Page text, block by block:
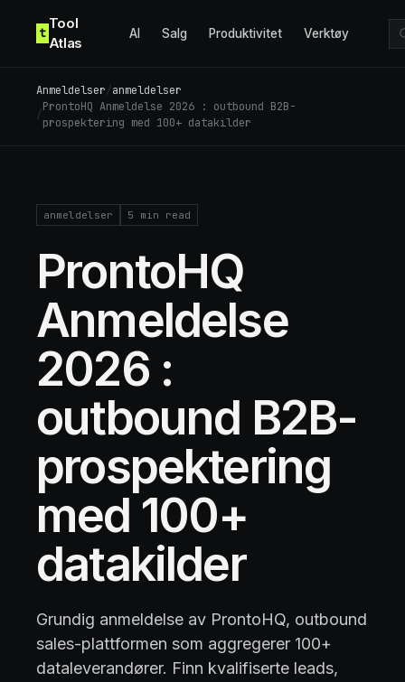
t
Tool
Atlas
AI Salg Produktivitet Verktøy
Anmeldelser/anmeldelser
/
ProntoHQ Anmeldelse 2026 : outbound B2B-
prospektering med 100+ datakilder
anmeldelser 5 min read
ProntoHQ
Anmeldelse
2026 :
outbound B2B-
prospektering
med 100+
datakilder
Grundig anmeldelse av ProntoHQ, outbound
sales-plattformen som aggregerer 100+
dataleverandører. Finn kvalifiserte leads,